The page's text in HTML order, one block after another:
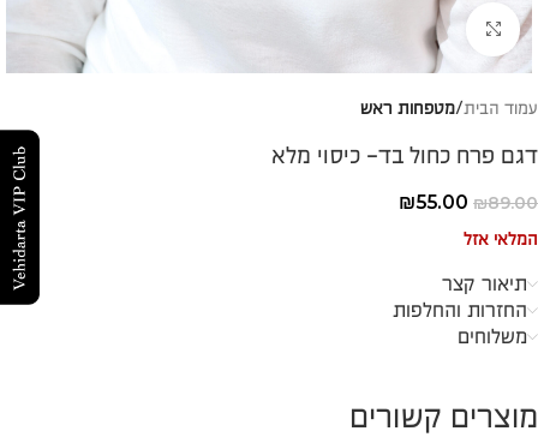
להגדלת התמונה
עמוד הבית מטפחות ראש
דגם פרח כחול בד- כיסוי מלא
₪89.00
₪55.00
המלאי אזל
תיאור קצר
החזרות והחלפות
משלוחים
מוצרים קשורים